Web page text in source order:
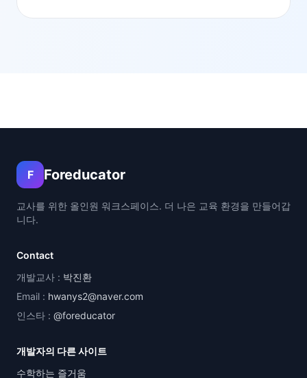
F Foreducator
교사를 위한 올인원 워크스페이스. 더 나은 교육 환경을 만들어갑
니다.
Contact
개발교사 : 박진환
Email : hwanys2@naver.com
인스타 : @foreducator
개발자의 다른 사이트
수학하는 즐거움